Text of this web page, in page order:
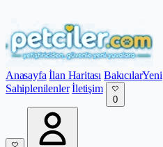
Anasayfa İlan Haritası BakıcılarYeni
Sahiplenilenler İletişim
0